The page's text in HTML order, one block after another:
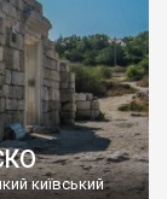
київський